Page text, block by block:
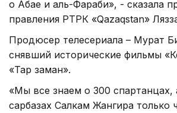
о Абае и аль-Фараби», - сказала
правления РТРК «Qazaqstan»
Продюсер телесериала – Мурат
снявший исторические фильмы
«Тар заман».
«Мы все знаем о 300 спартанцах,
сарбазах Салкам Жангира только